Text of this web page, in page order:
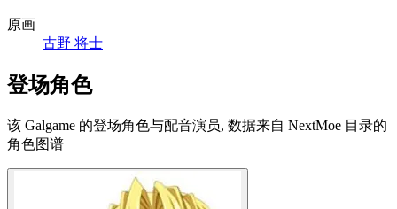
原画
古野 将士
登场角色
该 Galgame 的登场角色与配音演员, 数据来自 NextMoe 目录的
角色图谱